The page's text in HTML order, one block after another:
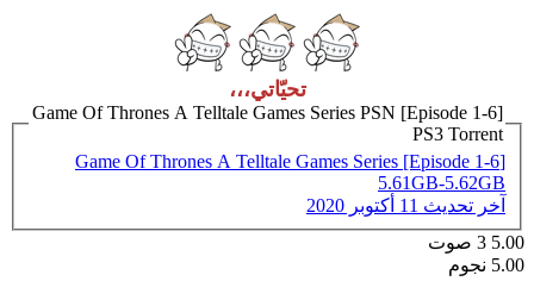
تحيّاتي،،،
Game Of Thrones A Telltale Games Series PSN [Episode 1-6]
PS3 Torrent
[Game Of Thrones A Telltale Games Series [Episode 1-6
5.61GB-5.62GB
آخر تحديث 11 أكتوبر 2020
5.00
3 صوت
5.00 نجوم